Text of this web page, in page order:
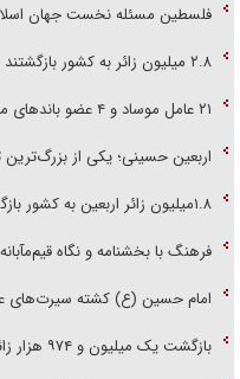
فلسطین مسئله نخست جهان
۲.۸ میلیون زائر به کشور بازگشتند
۲۱ عامل موساد و ۴ عضو باند‌های مسلح بازداشت شدند
اربعین حسینی؛ یکی از
۱.۸میلیون زائر اربعین به کشور بازگشتند
فرهنگ با بخشنامه و نگاه
امام حسین (ع) کشته سیرت‌های
بازگشت یک میلیون و ۹۷۴ هزار زائر اربعین به کشور